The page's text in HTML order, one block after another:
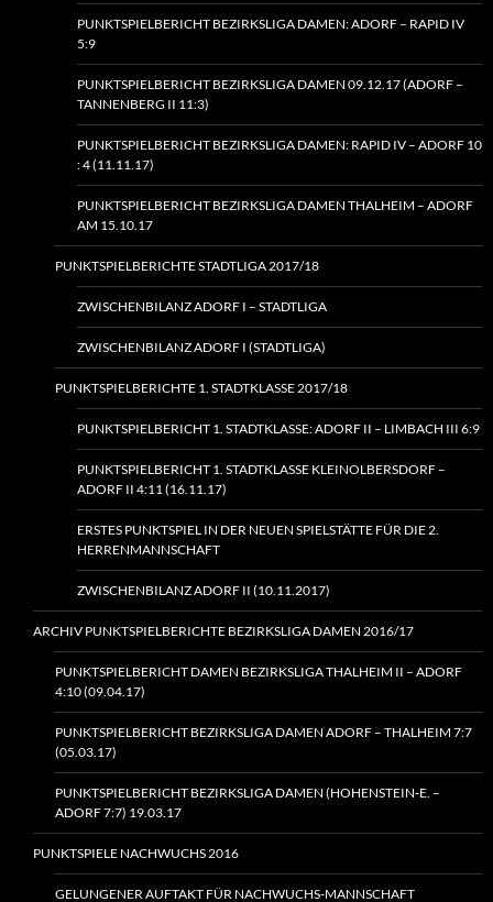
PUNKTSPIELBERICHT BEZIRKSLIGA DAMEN: ADORF – RAPID IV
5:9
PUNKTSPIELBERICHT BEZIRKSLIGA DAMEN 09.12.17 (ADORF –
TANNENBERG II 11:3)
PUNKTSPIELBERICHT BEZIRKSLIGA DAMEN: RAPID IV – ADORF 10
: 4 (11.11.17)
PUNKTSPIELBERICHT BEZIRKSLIGA DAMEN THALHEIM – ADORF
AM 15.10.17
PUNKTSPIELBERICHTE STADTLIGA 2017/18
ZWISCHENBILANZ ADORF I – STADTLIGA
ZWISCHENBILANZ ADORF I (STADTLIGA)
PUNKTSPIELBERICHTE 1. STADTKLASSE 2017/18
PUNKTSPIELBERICHT 1. STADTKLASSE: ADORF II – LIMBACH III 6:9
PUNKTSPIELBERICHT 1. STADTKLASSE KLEINOLBERSDORF –
ADORF II 4:11 (16.11.17)
ERSTES PUNKTSPIEL IN DER NEUEN SPIELSTÄTTE FÜR DIE 2.
HERRENMANNSCHAFT
ZWISCHENBILANZ ADORF II (10.11.2017)
ARCHIV PUNKTSPIELBERICHTE BEZIRKSLIGA DAMEN 2016/17
PUNKTSPIELBERICHT DAMEN BEZIRKSLIGA THALHEIM II – ADORF
4:10 (09.04.17)
PUNKTSPIELBERICHT BEZIRKSLIGA DAMEN ADORF – THALHEIM 7:7
(05.03.17)
PUNKTSPIELBERICHT BEZIRKSLIGA DAMEN (HOHENSTEIN‑E. –
ADORF 7:7) 19.03.17
PUNKTSPIELE NACHWUCHS 2016
GELUNGENER AUFTAKT FÜR NACHWUCHS-MANNSCHAFT